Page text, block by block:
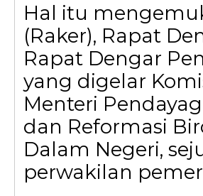
Hal itu
(Raker), Rapat
Rapat Dengar
yang digelar
Menteri
dan Reformasi
Dalam Negeri,
perwakilan